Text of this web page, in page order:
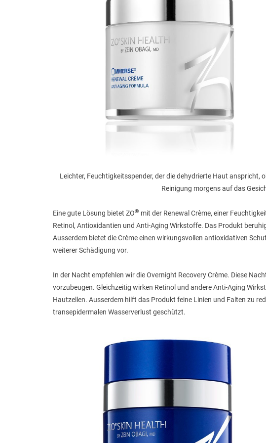
Leichter, Feuchtigkeitsspender, der die dehydrierte Haut
Reinigung morgens auf das
Eine gute Lösung bietet ZO® mit der Renewal Crème, einer
Retinol, Antioxidantien und Anti-Aging Wirkstoffe. Das Produkt
Ausserdem bietet die Crème einen wirkungsvollen antioxidativen
weiterer Schädigung vor.
In der Nacht empfehlen wir die Overnight Recovery Crème. Diese
vorzubeugen. Gleichzeitig wirken Retinol und andere Anti-Aging
Hautzellen. Ausserdem hilft das Produkt feine Linien und Falten zu
transepidermalen Wasserverlust geschützt.